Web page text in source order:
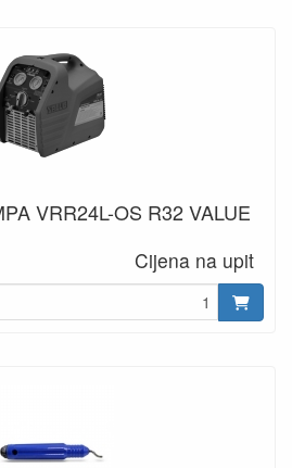
VRR24L-OS R32 VALUE
Cijena na upit